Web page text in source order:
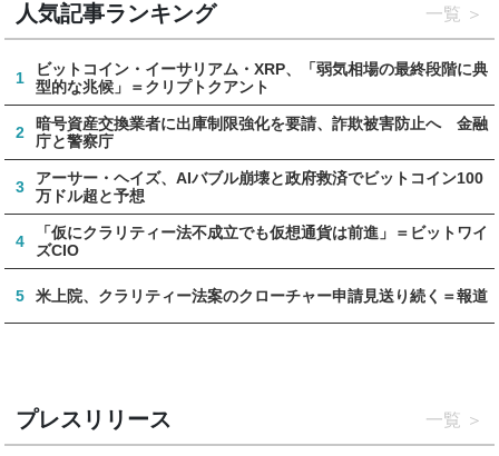
人気記事ランキング 一覧
1
ビットコイン・イーサリアム・XRP、「弱気相場の最終段階に典
型的な兆候」＝クリプトクアント
2
暗号資産交換業者に出庫制限強化を要請、詐欺被害防止へ 金融
庁と警察庁
3
アーサー・ヘイズ、AIバブル崩壊と政府救済でビットコイン100
万ドル超と予想
4
「仮にクラリティー法不成立でも仮想通貨は前進」＝ビットワイ
ズCIO
5 米上院、クラリティー法案のクローチャー申請見送り続く＝報道
プレスリリース 一覧